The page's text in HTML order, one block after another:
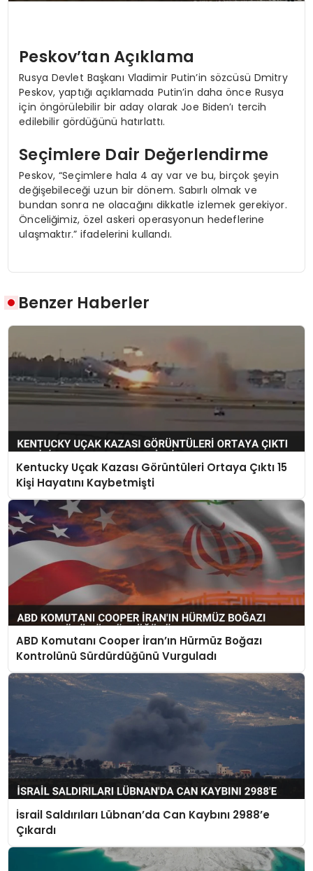
Peskov’tan Açıklama
Rusya Devlet Başkanı Vladimir Putin’in sözcüsü Dmitry
Peskov, yaptığı açıklamada Putin’in daha önce Rusya
için öngörülebilir bir aday olarak Joe Biden’ı tercih
edilebilir gördüğünü hatırlattı.
Seçimlere Dair Değerlendirme
Peskov, “Seçimlere hala 4 ay var ve bu, birçok şeyin
değişebileceği uzun bir dönem. Sabırlı olmak ve
bundan sonra ne olacağını dikkatle izlemek gerekiyor.
Önceliğimiz, özel askeri operasyonun hedeflerine
ulaşmaktır.” ifadelerini kullandı.
Benzer Haberler
Kentucky Uçak Kazası Görüntüleri Ortaya Çıktı 15
Kişi Hayatını Kaybetmişti
ABD Komutanı Cooper İran’ın Hürmüz Boğazı
Kontrolünü Sürdürdüğünü Vurguladı
İsrail Saldırıları Lübnan’da Can Kaybını 2988’e
Çıkardı